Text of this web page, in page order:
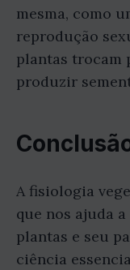
mesma, como
reprodução
plantas trocam
produzir
A fisiologia
que nos ajuda
plantas e seu
ciência